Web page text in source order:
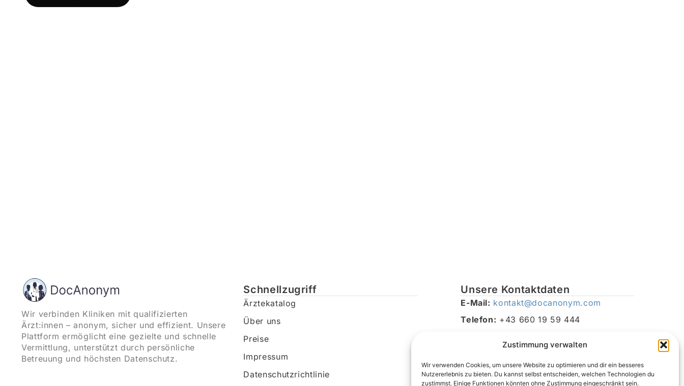
Zustimmung verwalten
Wir verwenden Cookies, um unsere Website zu optimieren und dir ein besseres
Nutzererlebnis zu bieten. Du kannst selbst entscheiden, welchen Technologien du
zustimmst. Einige Funktionen könnten ohne Zustimmung eingeschränkt sein.
Wir verbinden Kliniken mit qualifizierten
Ärzt:innen – anonym, sicher und effizient. Unsere
Plattform ermöglicht eine gezielte und schnelle
Vermittlung, unterstützt durch persönliche
Betreuung und höchsten Datenschutz.
Schnellzugriff
Ärztekatalog
Über uns
Preise
Impressum
Datenschutzrichtlinie
Unsere Kontaktdaten
E-Mail: kontakt@docanonym.com
Telefon: +43 660 19 59 444
Traunsee, Österreich